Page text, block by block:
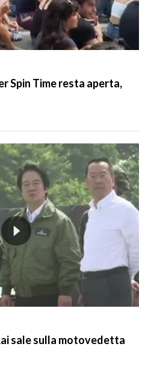
Spin Time resta aperta,
sale sulla motovedetta